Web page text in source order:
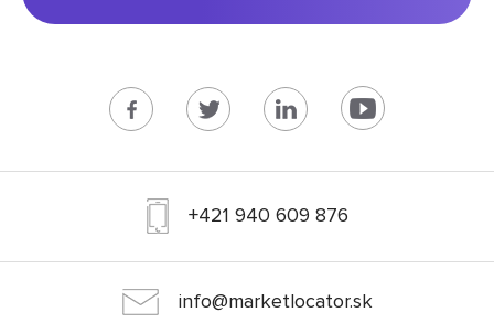
+421 940 609 876
info@marketlocator.sk